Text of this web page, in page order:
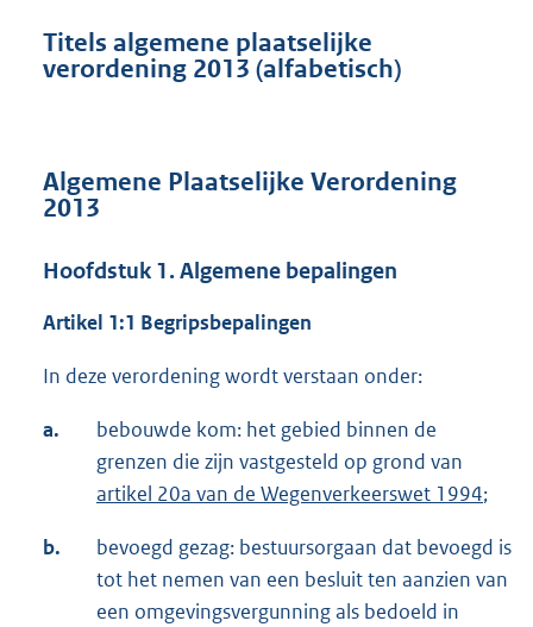
Titels algemene plaatselijke
verordening 2013 (alfabetisch)
Algemene Plaatselijke Verordening
2013
Hoofdstuk 1. Algemene bepalingen
Artikel 1:1 Begripsbepalingen
In deze verordening wordt verstaan onder:
a.
bebouwde kom: het gebied binnen de
grenzen die zijn vastgesteld op grond van
artikel 20a van de Wegenverkeerswet 1994;
b.
bevoegd gezag: bestuursorgaan dat bevoegd is
tot het nemen van een besluit ten aanzien van
een omgevingsvergunning als bedoeld in